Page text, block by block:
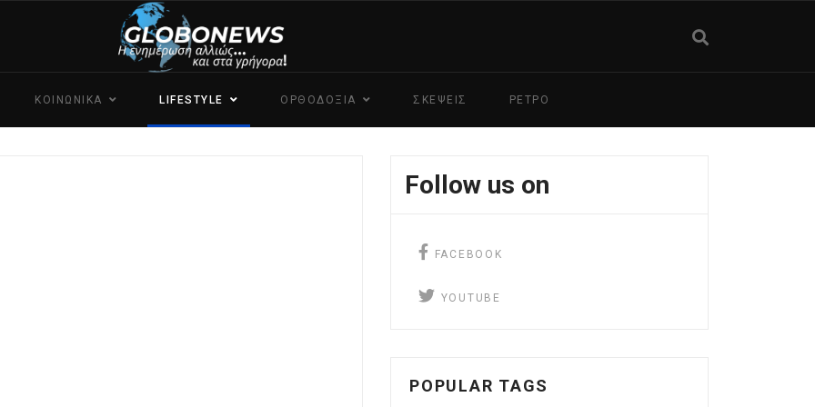
ΚΟΙΝΩΝΙΚΑ LIFESTYLE ΟΡΘΟΔΟΞΙΑ ΣΚΕΨΕΙΣ ΡΕΤΡΟ
Follow us on
facebook
FACEBOOK
YouTube
YOUTUBE
POPULAR TAGS